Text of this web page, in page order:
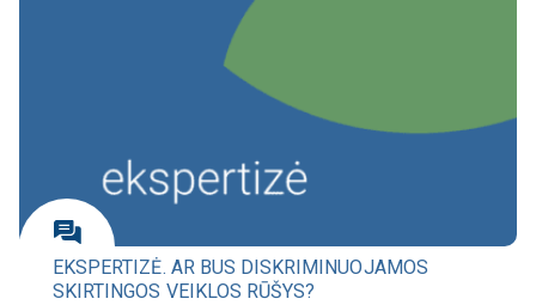
EKSPERTIZĖ. AR BUS DISKRIMINUOJAMOS
SKIRTINGOS VEIKLOS RŪŠYS?